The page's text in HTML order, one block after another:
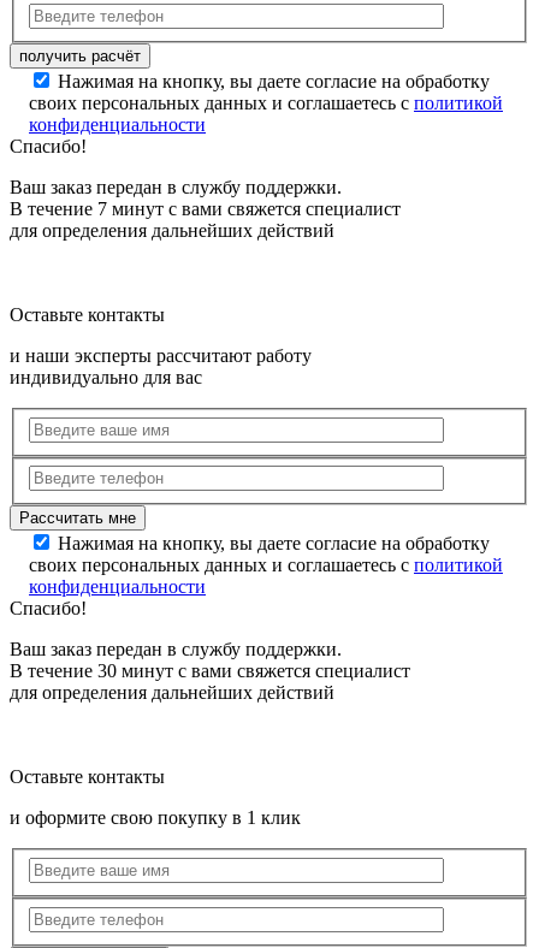
Нажимая на кнопку, вы даете согласие на обработку
своих персональных данных и соглашаетесь с политикой
конфиденциальности
Спасибо!
Ваш заказ передан в службу поддержки.
В течение 7 минут с вами свяжется специалист
для определения дальнейших действий
Оставьте контакты
и наши эксперты рассчитают работу
индивидуально для вас
Нажимая на кнопку, вы даете согласие на обработку
своих персональных данных и соглашаетесь с политикой
конфиденциальности
Спасибо!
Ваш заказ передан в службу поддержки.
В течение 30 минут с вами свяжется специалист
для определения дальнейших действий
Оставьте контакты
и оформите свою покупку в 1 клик